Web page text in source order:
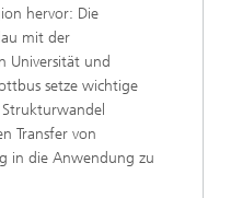
hervor: Die
mit der
Universität und
setze wichtige
Transfer von
in die Anwendung zu